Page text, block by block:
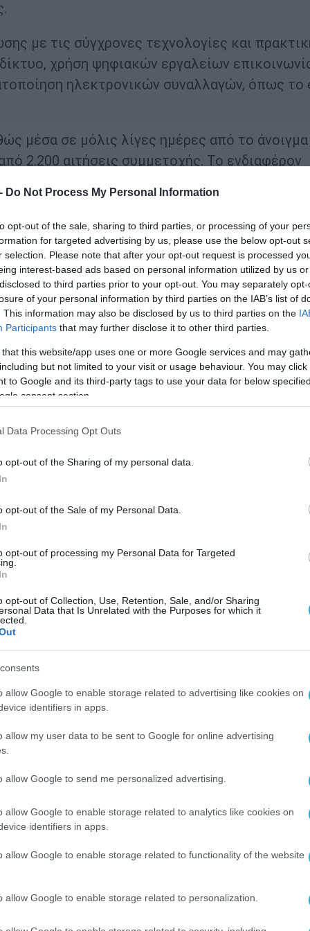
Do Not Process My Personal Information
opt-out of the sale, sharing to third parties, or processing of your
for targeted advertising by us, please use the below opt-out
selection. Please note that after your opt-out request is processed
interest-based ads based on personal information utilized by us
to third parties prior to your opt-out. You may separately
of your personal information by third parties on the IAB’s list of
This information may also be disclosed by us to third parties on the
Participants that may further disclose it to other third parties.
that this website/app uses one or more Google services and may
but not limited to your visit or usage behaviour. You may
to Google and its third-party tags to use your data for below
consent section.
Data Processing Opt Outs
opt-out of the Sharing of my personal data.
opt-out of the Sale of my Personal Data.
opt-out of processing my Personal Data for Targeted
opt-out of Collection, Use, Retention, Sale, and/or Sharing
Data that Is Unrelated with the Purposes for which it
allow Google to enable storage related to advertising like cookies on
identifiers in apps.
allow my user data to be sent to Google for online advertising
allow Google to send me personalized advertising.
allow Google to enable storage related to analytics like cookies on
identifiers in apps.
allow Google to enable storage related to functionality of the website
allow Google to enable storage related to personalization.
με τις σύγχρονες τεχνολογίες και
χρήση ψηφιακών εργαλείων
ηλεκτρονικών συναλλαγών, όπως το
μέσα σε μόλις λίγες ημέρες από το
2.200 αιτήσεις συμμετοχής. Το ενδιαφέρον
των ατόμων με αναπηρία να αποκτήσουν
τους και ενισχύουν την ισότιμη συμμετοχή
ζωή.
Δόμνα Μιχαηλίδουυπογράμμισε ότι η
να μη μένει στο περιθώριο της
δεν είναι κάτι που ενστερνιζόμαστε.
μας να μην θεωρούν τον εαυτό τους
των δεξιοτήτων και η ισότιμη πρόσβαση
της κοινωνικής πολιτικής. Ιδιαίτερη
ότι η πρόσβαση στο διαδίκτυο και
συμμετοχής και αυτονομίας.
και Τεχνητής Νοημοσύνης
και σε αυτή την αλλαγή θέλουμε να
στους ανθρώπους της τρίτης ηλικίας
με την τεχνολογία και τις ψηφιακές
εύκολα προσαρμόζονται οι ηλικιωμένοι,
μέσω του Gov.gr Wallet».
σκοπιά ανέδειξε ο
για ένα πιλοτικό πρόγραμμα μικρής
της χρήσης ψηφιακών υπηρεσιών από
Πρόεδρος του ΙΝ-ΕΣΑμεΑ Ιωάννης
αποκλεισμού των ατόμων με αναπηρία
ότι τα ψηφιακά περιβάλλοντα και
προσβασιμότητας.
έκανε ο
Β’ Αντιπρόεδρος της
συνεργασία των δήμων μετατρέπει την
ισότητας και αυτονομίας.
τόνισε ότι ο Δήμος στηρίζει
ενισχύοντας την κοινωνική
συμπολίτες.
Περιφέρεια Αττικής, τον Εμπορικό